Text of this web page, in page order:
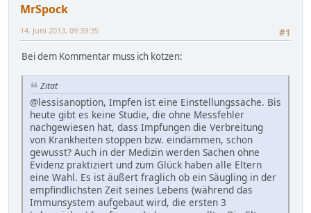
MrSpock
#1
14. Juni 2013, 09:39:35
Bei dem Kommentar muss ich kotzen:
Zitat
@lessisanoption, Impfen ist eine Einstellungssache. Bis
heute gibt es keine Studie, die ohne Messfehler
nachgewiesen hat, dass Impfungen die Verbreitung
von Krankheiten stoppen bzw. eindämmen, schon
gewusst? Auch in der Medizin werden Sachen ohne
Evidenz praktiziert und zum Glück haben alle Eltern
eine Wahl. Es ist äußert fraglich ob ein Säugling in der
empfindlichsten Zeit seines Lebens (während das
Immunsystem aufgebaut wird, die ersten 3